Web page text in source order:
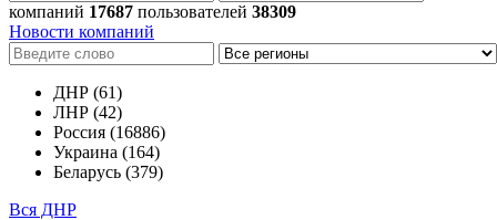
компаний 17687 пользователей 38309
Новости компаний
ДНР (61)
ЛНР (42)
Россия (16886)
Украина (164)
Беларусь (379)
Вся ДНР